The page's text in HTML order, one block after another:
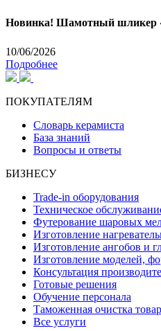
Новинка! Шамотный шликер
10/06/2026
Подробнее
ПОКУПАТЕЛЯМ
Словарь керамиста
База знаний
Вопросы и ответы
БИЗНЕСУ
Trade-in оборудования
Техническое
Футерование шаровых
Изготовление
Изготовление ангобов и
Изготовление моделей,
Консультация
Готовые решения
Обучение персонала
Таможенная очистка
Все услуги